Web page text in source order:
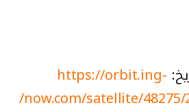
https://orbit.ing-
now.com/satellite/48275/